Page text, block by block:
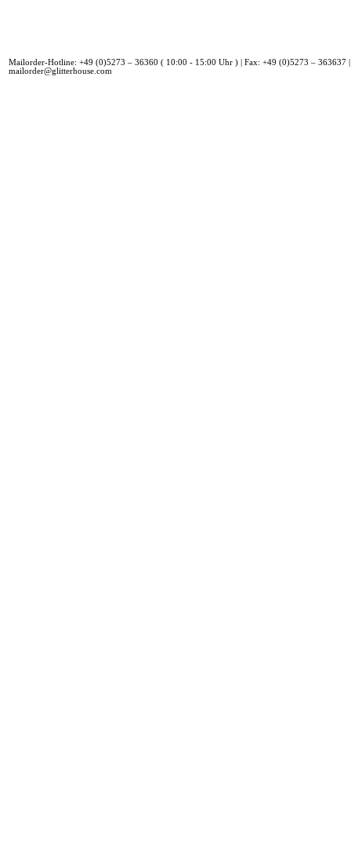
Mailorder-Hotline: +49 (0)5273 – 36360 ( 10:00 - 15:00 Uhr ) | Fax: +49 (0)5273 – 363637
mailorder@glitterhouse.com